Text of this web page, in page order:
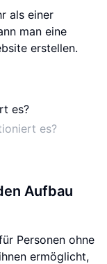
als einer
man eine
erstellen.
es?
Aufbau
Personen ohne
ermöglicht,